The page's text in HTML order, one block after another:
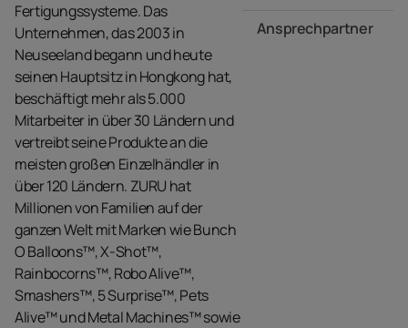
Fertigungssysteme. Das
Unternehmen, das 2003 in
Neuseeland begann und heute
seinen Hauptsitz in Hongkong hat,
beschäftigt mehr als 5.000
Mitarbeiter in über 30 Ländern und
vertreibt seine Produkte an die
meisten großen Einzelhändler in
über 120 Ländern. ZURU hat
Millionen von Familien auf der
ganzen Welt mit Marken wie Bunch
O Balloons™, X-Shot™,
Rainbocorns™, Robo Alive™,
Smashers™, 5 Surprise™, Pets
Alive™ und Metal Machines™ sowie
Ansprechpartner